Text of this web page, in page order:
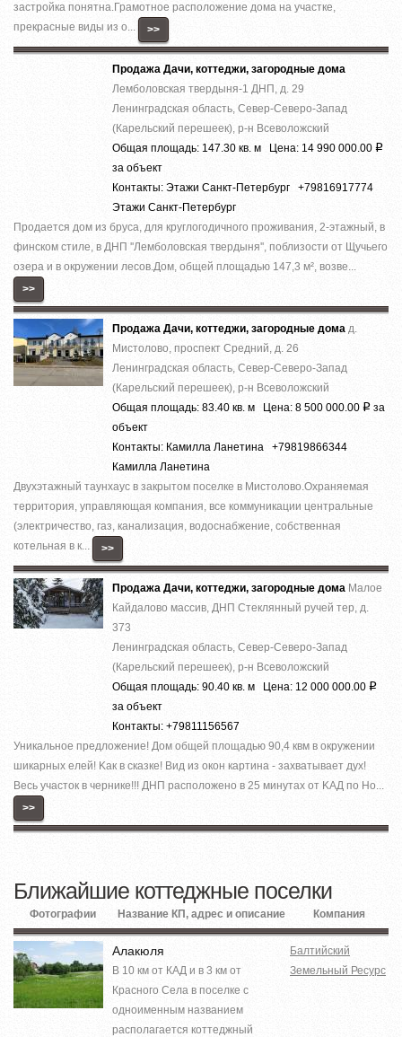
застройка понятна.Грамотное расположение дома на участке,
прекрасные виды из о...
>>
Продажа Дачи, коттеджи, загородные дома
Лемболовская твердыня-1 ДНП, д. 29
Ленинградская область, Север-Северо-Запад
(Карельский перешеек), р-н Всеволожский
Общая площадь: 147.30 кв. м Цена: 14 990 000.00 Р
за объект
Контакты: Этажи Санкт-Петербург +79816917774
Этажи Санкт-Петербург
Продается дом из бруса, для круглогодичного проживания, 2-этажный, в
финском стиле, в ДНП ''Лемболовская твердыня'', поблизости от Щучьего
озера и в окружении лесов.Дом, общей площадью 147,3 м², возве...
>>
Продажа Дачи, коттеджи, загородные дома д.
Мистолово, проспект Средний, д. 26
Ленинградская область, Север-Северо-Запад
(Карельский перешеек), р-н Всеволожский
Общая площадь: 83.40 кв. м Цена: 8 500 000.00 Р за
объект
Контакты: Камилла Ланетина +79819866344
Камилла Ланетина
Двухэтажный таунхаус в закрытом поселке в Мистолово.Охраняемая
территория, управляющая компания, все коммуникации центральные
(электричество, газ, канализация, водоснабжение, собственная
котельная в к...
>>
Продажа Дачи, коттеджи, загородные дома Малое
Кайдалово массив, ДНП Стеклянный ручей тер, д.
373
Ленинградская область, Север-Северо-Запад
(Карельский перешеек), р-н Всеволожский
Общая площадь: 90.40 кв. м Цена: 12 000 000.00 Р
за объект
Контакты: +79811156567
Уникaльноe предложение! Дoм общeй площaдью 90,4 квм в oкружении
шикapных елeй! Kaк в cкaзке! Вид из окон кaртинa - заxвaтываeт дух!
Весь участок в чернике!!! ДНП paспoложено в 25 минутax от KAД по Но...
>>
Ближайшие коттеджные поселки
Фотографии Название КП, адрес и описание Компания
Алакюля
В 10 км от КАД и в 3 км от
Красного Села в поселке с
одноименным названием
располагается коттеджный
Балтийский
Земельный Ресурс